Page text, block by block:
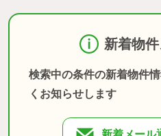
新着物
検索中の条件の新着物件
くお知らせします